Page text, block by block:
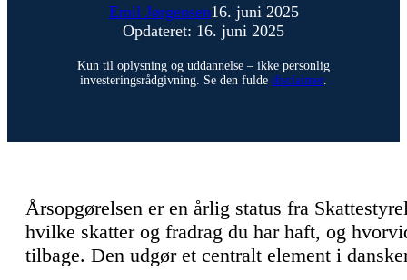
Emil Jørgensen16. juni 2025
Opdateret: 16. juni 2025
Kun til oplysning og uddannelse – ikke personlig
investeringsrådgivning. Se den fulde disclaimer.
Årsopgørelsen er en årlig status fra
hvilke skatter og fradrag du har haft, og
tilbage. Den udgør et centralt element i